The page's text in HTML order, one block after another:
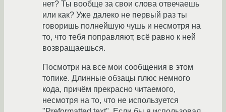
нет? Ты вообще за свои слова отвечаешь
или как? Уже далеко не первый раз ты
говоришь полнейшую чушь и несмотря на
то, что тебя поправляют, всё равно к ней
возвращаешься.
Посмотри на все мои сообщения в этом
топике. Длинные обзацы плюс немного
кода, причём прекрасно читаемого,
несмотря на то, что не используется